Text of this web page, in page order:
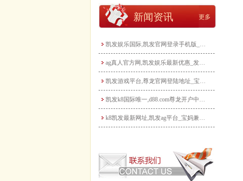
新闻资讯 更多
凯发娱乐国际,凯发官网登录手机版_宝妈做自媒体月入过万？从0到1打造个人IP全攻
ag真人官方网,凯发娱乐最新优惠_发挥宝妈优势：教育类兼职大盘点，既能带娃又能赚
凯发游戏平台,尊龙官网登陆地址_宝妈玩转电商带货：无货源模式轻松起步，新手也能快
凯发k8国际唯一,d88.com尊龙开户中心_宝妈手工兼职：把爱好变成收入，这些
k8凯发最新网址,凯发ag平台_宝妈兼职新选择：线上客服工作指南，时间灵活月入3